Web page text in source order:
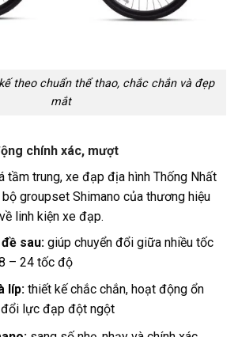
theo chuẩn thể thao, chắc chắn và đẹp
mắt
chính xác, mượt
tầm trung, xe đạp địa hình Thống Nhất
groupset Shimano của thương hiệu
linh kiện xe đạp.
sau:giúp chuyển đổi giữa nhiều tốc
– 24 tốc độ
líp:thiết kế chắc chắn, hoạt động ổn
lực đạp đột ngột